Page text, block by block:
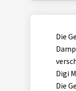
Die
Digi
Die